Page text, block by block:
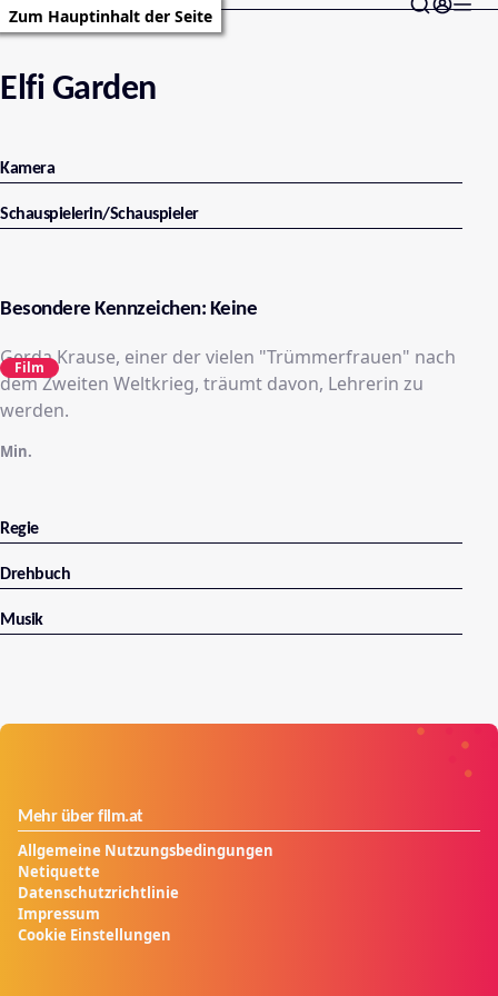
Zum Hauptinhalt der Seite
Elfi Garden
Kamera
Schauspielerin/Schauspieler
Besondere Kennzeichen: Keine
Gerda Krause, einer der vielen "Trümmerfrauen" nach
dem Zweiten Weltkrieg, träumt davon, Lehrerin zu
werden.
Min.
Film
Regie
Drehbuch
Musik
Mehr über film.at
Allgemeine Nutzungsbedingungen
Netiquette
Datenschutzrichtlinie
Impressum
Cookie Einstellungen